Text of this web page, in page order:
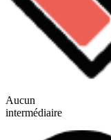
Aucun
intermédiaire